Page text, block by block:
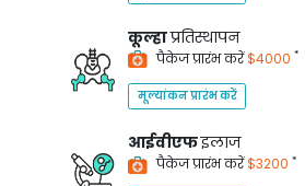
कूल्हाप्रतिस्थापन
पैकेज प्रारंभ करें$4000 *
मूल्यांकन प्रारंभ करें
आईवीएफइलाज
पैकेज प्रारंभ करें$3200 *